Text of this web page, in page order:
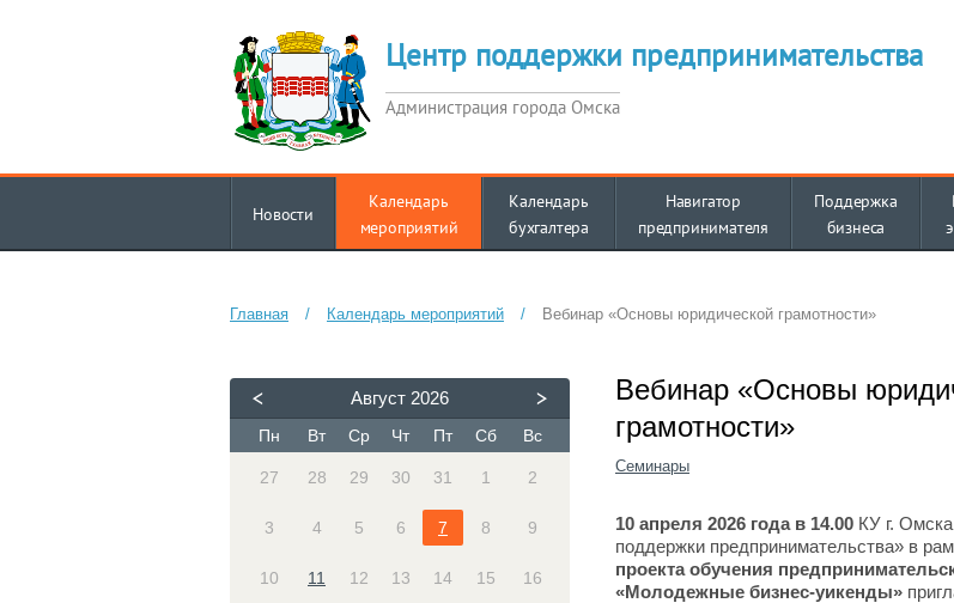
Центр поддержки предпринимательства
Администрация города Омска
Новости
Календарь
мероприятий
Календарь
бухгалтера
Навигатор
предпринимателя
Поддержка
бизнеса
Главная / Календарь мероприятий / Вебинар «Основы юридической грамотности»
Август 2026
Пн Вт Ср Чт Пт Сб Вс
27 28 29 30 31 1 2
3 4 5 6 7 8 9
10 11 12 13 14 15 16
Вебинар «Основы
грамотности»
Семинары
10 апреля 2026 года в 14.00 КУ г.
поддержки предпринимательства» в
проекта обучения
«Молодежные бизнес-уикенды»